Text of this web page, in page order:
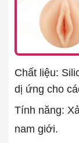
Chất liệu:
dị ứng cho
Tính năng:
nam giới.